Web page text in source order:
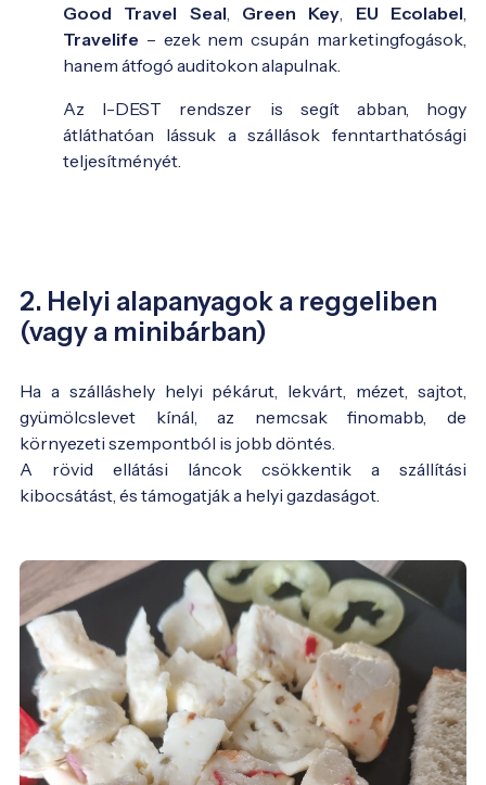
Good Travel Seal
Green Key EU Ecolabel
Travelife – ezek nem csupán marketingfogások,
hanem átfogó auditokon alapulnak.
Az I-DEST rendszer is segít abban, hogy
átláthatóan lássuk a szállások fenntarthatósági
teljesítményét.
2. Helyi alapanyagok a reggeliben
(vagy a minibárban)
Ha a szálláshely helyi pékárut, lekvárt, mézet, sajtot,
gyümölcslevet kínál, az nemcsak finomabb, de
környezeti szempontból is jobb döntés.
A rövid ellátási láncok csökkentik a szállítási
kibocsátást, és támogatják a helyi gazdaságot.